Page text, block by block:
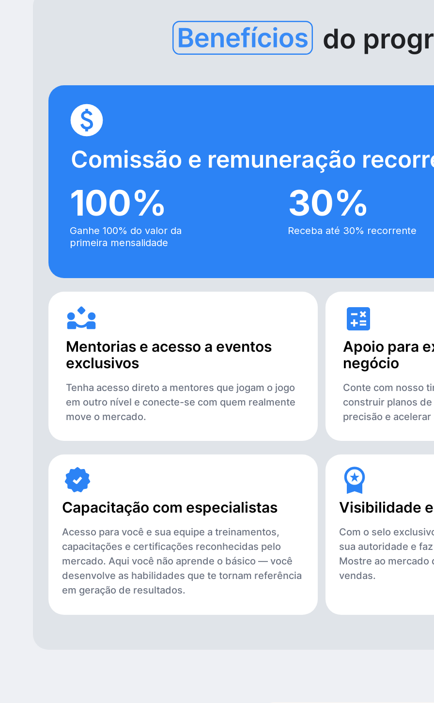
do
Comissão e remuneração
100%
Ganhe 100% do valor da
primeira mensalidade
30%
Receba até 30% recorrente
Mentorias e acesso a eventos
exclusivos
Tenha acesso direto a mentores que jogam o jogo
em outro nível e conecte-se com quem realmente
move o mercado.
Apoio para
negócio
Conte com nosso
construir planos
precisão e
Capacitação com especialistas
Acesso para você e sua equipe a treinamentos,
capacitações e certificações reconhecidas pelo
mercado. Aqui você não aprende o básico — você
desenvolve as habilidades que te tornam referência
em geração de resultados.
Visibilidade
Com o selo
sua autoridade e
Mostre ao mercado
vendas.